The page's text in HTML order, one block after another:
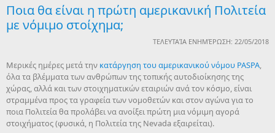
Ποια θα είναι η πρώτη αμερικανική Πολιτεία
με νόμιμο στοίχημα;
ΤΕΛΕΥΤΑΊΑ ΕΝΗΜΈΡΩΣΗ: 22/05/2018
Μερικές ημέρες μετά την κατάργηση του αμερικανικού νόμου PASPA,
όλα τα βλέμματα των ανθρώπων της τοπικής αυτοδιοίκησης της
χώρας, αλλά και των στοιχηματικών εταιριών ανά τον κόσμο, είναι
στραμμένα προς τα γραφεία των νομοθετών και στον αγώνα για το
ποια Πολιτεία θα προλάβει να ανοίξει πρώτη μια νόμιμη αγορά
στοιχήματος (φυσικά, η Πολιτεία της Nevada εξαιρείται).